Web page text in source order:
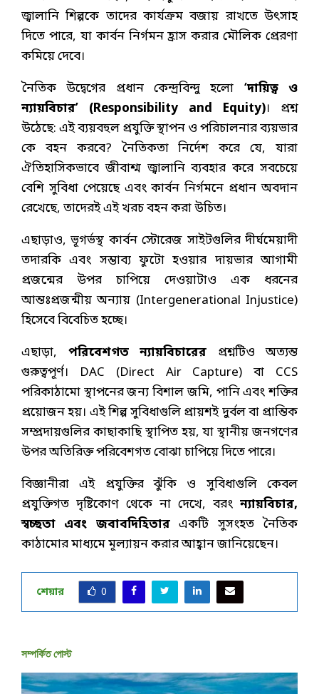
জ্বালানি শিল্পকে তাদের কার্যক্রম বজায় রাখতে উৎসাহ
দিতে পারে, যা কার্বন নির্গমন হ্রাস করার মৌলিক প্রেরণা
কমিয়ে দেবে।
নৈতিক উদ্বেগের প্রধান কেন্দ্রবিন্দু হলো ‘দায়িত্ব ও
ন্যায়বিচার’ (Responsibility and Equity)। প্রশ্ন
উঠেছে: এই ব্যয়বহুল প্রযুক্তি স্থাপন ও পরিচালনার ব্যয়ভার
কে বহন করবে? নৈতিকতা নির্দেশ করে যে, যারা
ঐতিহাসিকভাবে জীবাশ্ম জ্বালানি ব্যবহার করে সবচেয়ে
বেশি সুবিধা পেয়েছে এবং কার্বন নির্গমনে প্রধান অবদান
রেখেছে, তাদেরই এই খরচ বহন করা উচিত।
এছাড়াও, ভূগর্ভস্থ কার্বন স্টোরেজ সাইটগুলির দীর্ঘমেয়াদী
তদারকি এবং সম্ভাব্য ফুটো হওয়ার দায়ভার আগামী
প্রজন্মের উপর চাপিয়ে দেওয়াটাও এক ধরনের
আন্তঃপ্রজন্মীয় অন্যায় (Intergenerational Injustice)
হিসেবে বিবেচিত হচ্ছে।
এছাড়া, পরিবেশগত ন্যায়বিচারের প্রশ্নটিও অত্যন্ত
গুরুত্বপূর্ণ। DAC (Direct Air Capture) বা CCS
পরিকাঠামো স্থাপনের জন্য বিশাল জমি, পানি এবং শক্তির
প্রয়োজন হয়। এই শিল্প সুবিধাগুলি প্রায়শই দুর্বল বা প্রান্তিক
সম্প্রদায়গুলির কাছাকাছি স্থাপিত হয়, যা স্থানীয় জনগণের
উপর অতিরিক্ত পরিবেশগত বোঝা চাপিয়ে দিতে পারে।
বিজ্ঞানীরা এই প্রযুক্তির ঝুঁকি ও সুবিধাগুলি কেবল
প্রযুক্তিগত দৃষ্টিকোণ থেকে না দেখে, বরং ন্যায়বিচার,
স্বচ্ছতা এবং জবাবদিহিতারএকটি সুসংহত নৈতিক
কাঠামোর মাধ্যমে মূল্যায়ন করার আহ্বান জানিয়েছেন।
শেয়ার 0
সম্পর্কিত পোস্ট